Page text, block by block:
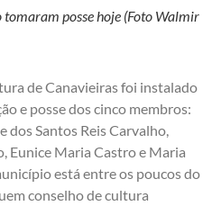
posse hoje (Foto Walmir
de Canavieiras foi instalado
e posse dos cinco membros:
Santos Reis Carvalho,
Eunice Maria Castro e Maria
está entre os poucos do
conselho de cultura